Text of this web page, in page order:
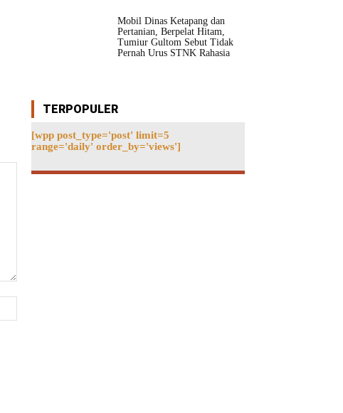
Mobil Dinas Ketapang dan
Pertanian, Berpelat Hitam,
Tumiur Gultom Sebut Tidak
Pernah Urus STNK Rahasia
TERPOPULER
[wpp post_type='post' limit=5
range='daily' order_by='views']